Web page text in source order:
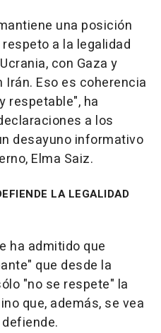
una posición
a la legalidad
con Gaza y
Eso es coherencia
respetable", ha
a los
desayuno informativo
Elma Saiz.
LA LEGALIDAD
ha admitido que
que desde la
"no se respete" la
que, además, se vea